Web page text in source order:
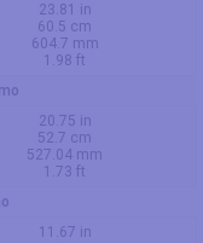
23.81 in
60.5 cm
604.7 mm
1.98 ft
20.75 in
52.7 cm
527.04 mm
1.73 ft
11.67 in